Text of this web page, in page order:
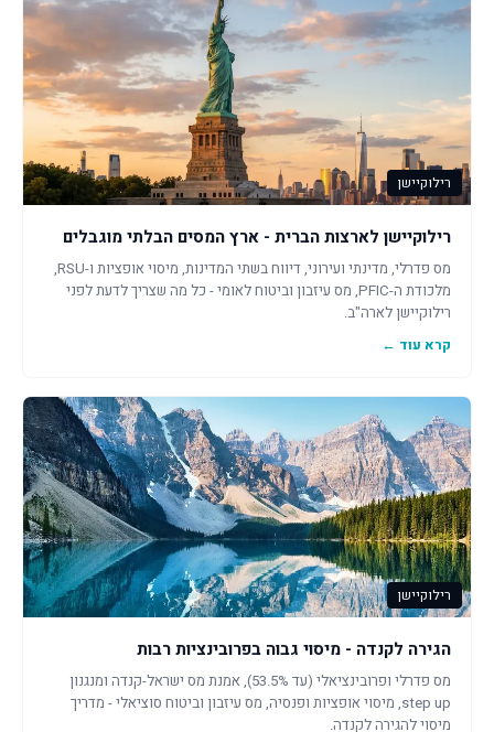
רילוקיישן
רילוקיישן לארצות הברית - ארץ המסים הבלתי מוגבלים
מס פדרלי, מדינתי ועירוני, דיווח בשתי המדינות, מיסוי אופציות ו-RSU,
מלכודת ה-PFIC, מס עיזבון וביטוח לאומי - כל מה שצריך לדעת לפני
רילוקיישן לארה"ב.
קרא עוד ←
רילוקיישן
הגירה לקנדה - מיסוי גבוה בפרובינציות רבות
מס פדרלי ופרובינציאלי (עד 53.5%), אמנת מס ישראל-קנדה ומנגנון
step up, מיסוי אופציות ופנסיה, מס עיזבון וביטוח סוציאלי - מדריך
מיסוי להגירה לקנדה.